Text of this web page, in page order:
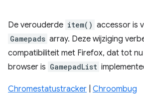
De verouderde item() accessor is
Gamepads array. Deze wijziging
compatibiliteit met Firefox, dat tot
browser is GamepadList
Chromestatustracker Chroombug